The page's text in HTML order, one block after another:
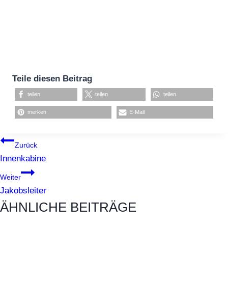
Teile diesen Beitrag
teilen teilen teilen
merken E-Mail
BEITRAGSNAVIGATION
Zurück
Innenkabine
Weiter
Jakobsleiter
ÄHNLICHE BEITRÄGE